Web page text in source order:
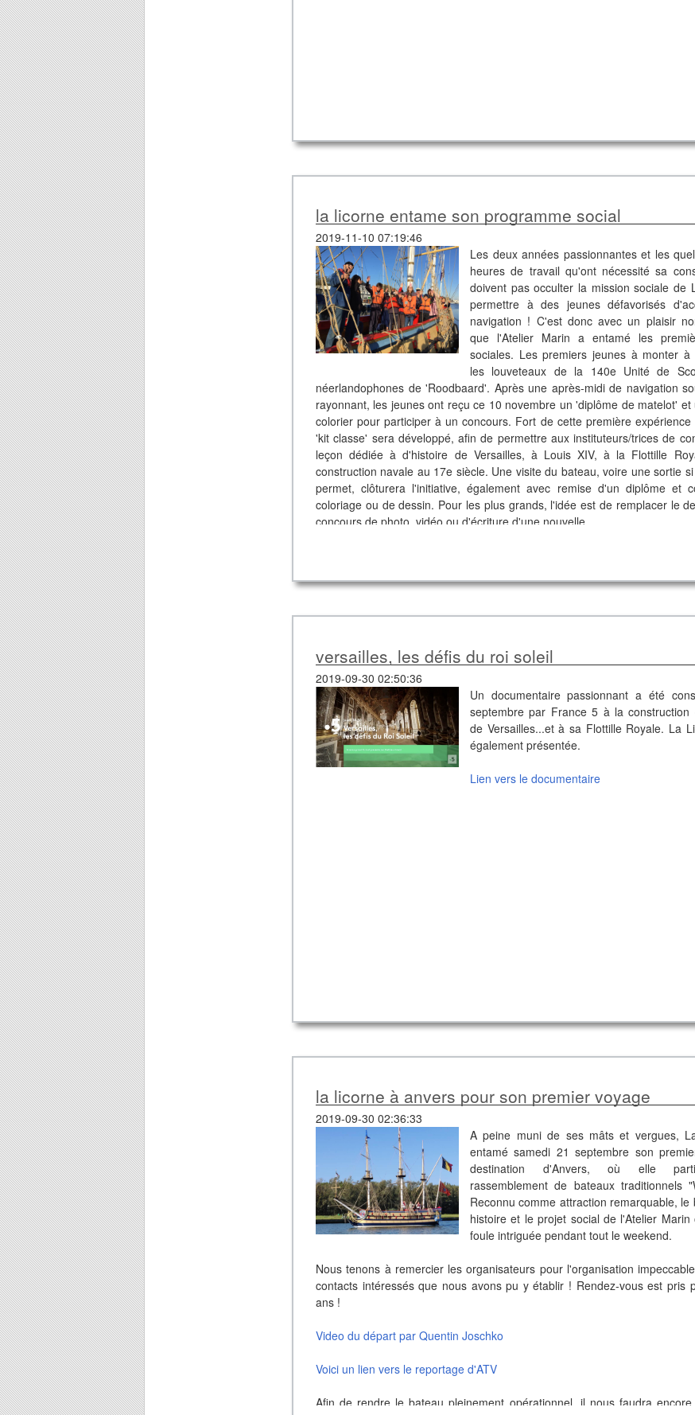
la licorne entame son programme social
2019-11-10 07:19:46
Les deux années passionnantes et les
heures de travail qu'ont nécessité sa
doivent pas occulter la mission sociale de
permettre à des jeunes défavorisés
navigation ! C'est donc avec un plaisir
que l'Atelier Marin a entamé les
sociales. Les premiers jeunes à monter à
les louveteaux de la 140e Unité de
néerlandophones de 'Roodbaard'. Après une après-midi de navigation
rayonnant, les jeunes ont reçu ce 10 novembre un 'diplôme de matelot' et
colorier pour participer à un concours. Fort de cette première expérience
'kit classe' sera développé, afin de permettre aux instituteurs/trices de
leçon dédiée à d'histoire de Versailles, à Louis XIV, à la Flottille
construction navale au 17e siècle. Une visite du bateau, voire une sortie
permet, clôturera l'initiative, également avec remise d'un diplôme et
coloriage ou de dessin. Pour les plus grands, l'idée est de remplacer le
concours de photo, vidéo ou d'écriture d'une nouvelle.
versailles, les défis du roi soleil
2019-09-30 02:50:36
Un documentaire passionnant a été
septembre par France 5 à la construction
de Versailles...et à sa Flottille Royale. La
également présentée.
Lien vers le documentaire
la licorne à anvers pour son premier voyage
2019-09-30 02:36:33
A peine muni de ses mâts et vergues,
entamé samedi 21 septembre son
destination d'Anvers, où elle
rassemblement de bateaux traditionnels
Reconnu comme attraction remarquable, le
histoire et le projet social de l'Atelier
foule intriguée pendant tout le weekend.
Nous tenons à remercier les organisateurs pour l'organisation
contacts intéressés que nous avons pu y établir ! Rendez-vous est pris
ans !
Video du départ par Quentin Joschko
Voici un lien vers le reportage d'ATV
Afin de rendre le bateau pleinement opérationnel, il nous faudra